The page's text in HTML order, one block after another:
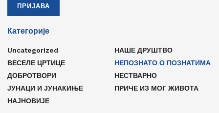
ПРИЈАВА
Категорије
Uncategorized
ВЕСЕЛЕ ЦРТИЦЕ
ДОБРОТВОРИ
ЈУНАЦИ И ЈУНАКИЊЕ
НАЈНОВИЈЕ
НАШЕ ДРУШТВО
НЕПОЗНАТО О ПОЗНАТИМА
НЕСТВАРНО
ПРИЧЕ ИЗ МОГ ЖИВОТА